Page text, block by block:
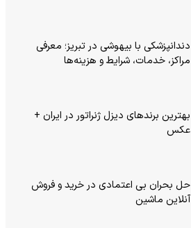
دندانپزشکی با بیهوشی در تبریز؛ معرفی
مراکز، خدمات، شرایط و هزینه‌ها
بهترین برندهای دیزل ژنراتور در ایران +
عکس
حل بحران بی‌ اعتمادی در خرید و فروش
آنلاین ماشین